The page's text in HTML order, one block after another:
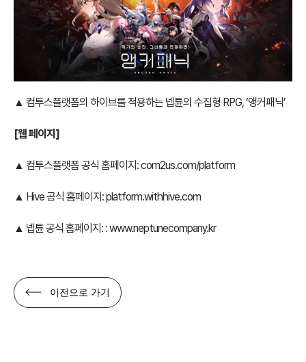
▲ 컴투스플랫폼의 하이브를 적용하는 넵튠의 수집형 RPG, ‘앵커패닉’
[웹 페이지]
▲ 컴투스플랫폼 공식 홈페이지:com2us.com/platform
▲ Hive 공식 홈페이지:platform.withhive.com
▲ 넵튠 공식 홈페이지: :www.neptunecompany.kr
이전으로 가기